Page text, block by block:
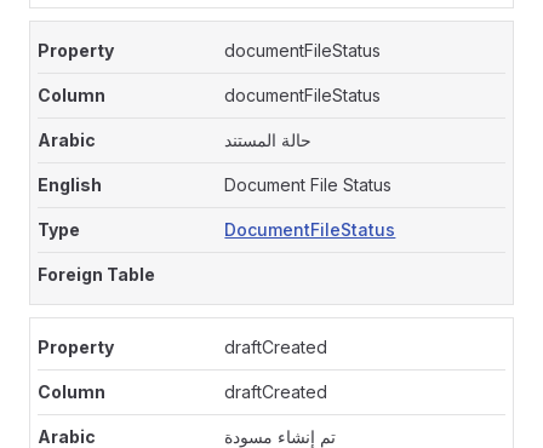
documentFileStatus
documentFileStatus
حالة المستند
Document File Status
DocumentFileStatus
draftCreated
draftCreated
تم إنشاء مسودة